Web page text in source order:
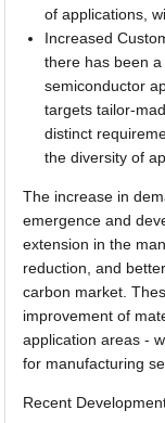
of applications,
Increased
there has been
semiconductor
targets tailor-
distinct
the diversity of
The increase in
emergence and
extension in the
reduction, and
carbon market.
improvement of
application areas -
for manufacturing
Recent